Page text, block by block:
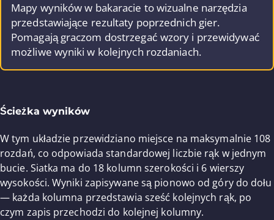
Mapy wyników w bakaracie to wizualne narzędzia
przedstawiające rezultaty poprzednich gier.
Pomagają graczom dostrzegać wzory i przewidywać
możliwe wyniki w kolejnych rozdaniach.
Ścieżka wyników
W tym układzie przewidziano miejsce na maksymalnie 108
rozdań, co odpowiada standardowej liczbie rąk w jednym
bucie. Siatka ma do 18 kolumn szerokości i 6 wierszy
wysokości. Wyniki zapisywane są pionowo od góry do dołu
— każda kolumna przedstawia sześć kolejnych rąk, po
czym zapis przechodzi do kolejnej kolumny.